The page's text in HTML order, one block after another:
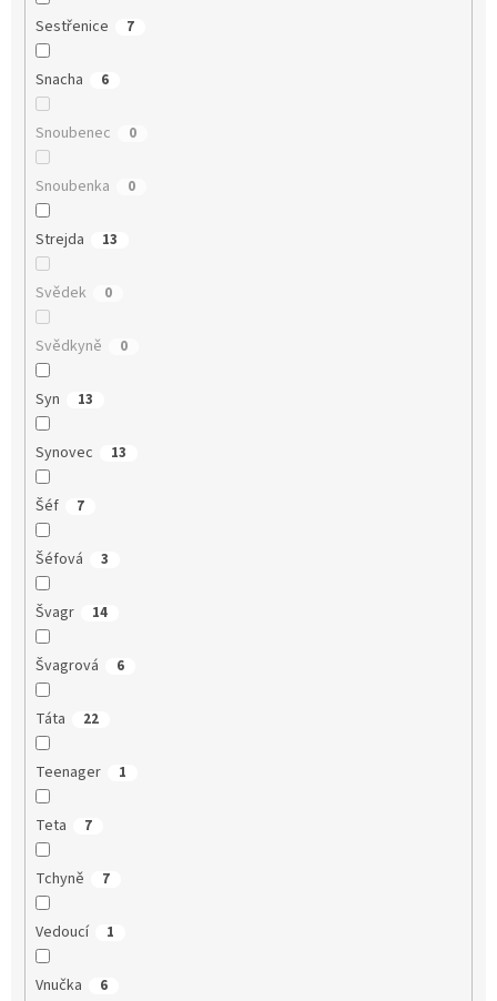
Sestřenice 7
Snacha 6
Snoubenec 0
Snoubenka 0
Strejda 13
Svědek 0
Svědkyně 0
Syn 13
Synovec 13
Šéf 7
Šéfová 3
Švagr 14
Švagrová 6
Táta 22
Teenager 1
Teta 7
Tchyně 7
Vedoucí 1
Vnučka 6